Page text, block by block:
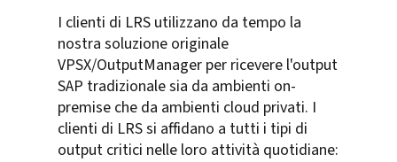
I clienti di LRS utilizzano da tempo la
nostra soluzione originale
VPSX/OutputManager per ricevere l'output
SAP tradizionale sia da ambienti on-
premise che da ambienti cloud privati. I
clienti di LRS si affidano a tutti i tipi di
output critici nelle loro attività quotidiane: